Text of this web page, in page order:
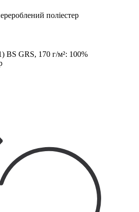
поліестер
BS GRS, 170 г/м²: 100%